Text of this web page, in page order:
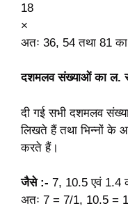
18
×
अतः 36, 54 तथा 81
दशमलव संख्याओं का ल.
दी गई सभी दशमलव
लिखते हैं तथा भिन्नों के
करते हैं।
जैसे :- 7, 10.5 एवं 1.4
अतः 7 = 7/1, 10.5 =